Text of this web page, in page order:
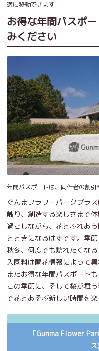
適に移動できます
お得な年間パスポ
みください
年間パスポートは、同伴者の割引
ぐんまフラワーパークプラ
触り、創造する楽しさまで
過ごしながら、花とふれあ
とときになるはずです。季
秋冬、何度でも訪れたくなる
入園料は開花情報によって異
またお得な年間パスポート
この季節に、そして桜が舞
で花とあそぶ新しい時間を
「Gunma Flower